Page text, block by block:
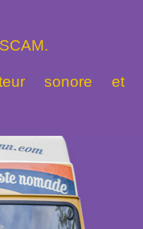
sonore et